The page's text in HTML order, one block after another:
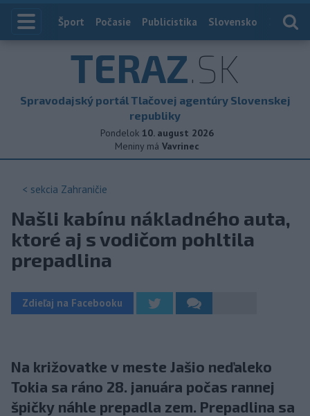
Index
Šport Počasie Publicistika Slovensko
TERAZ.SK
Spravodajský portál Tlačovej agentúry Slovenskej
republiky
Pondelok 10. august 2026
Meniny má Vavrinec
< sekcia Zahraničie
Našli kabínu nákladného auta,
ktoré aj s vodičom pohltila
prepadlina
Zdieľaj na Facebooku
Na križovatke v meste Jašio neďaleko
Tokia sa ráno 28. januára počas rannej
špičky náhle prepadla zem. Prepadlina sa